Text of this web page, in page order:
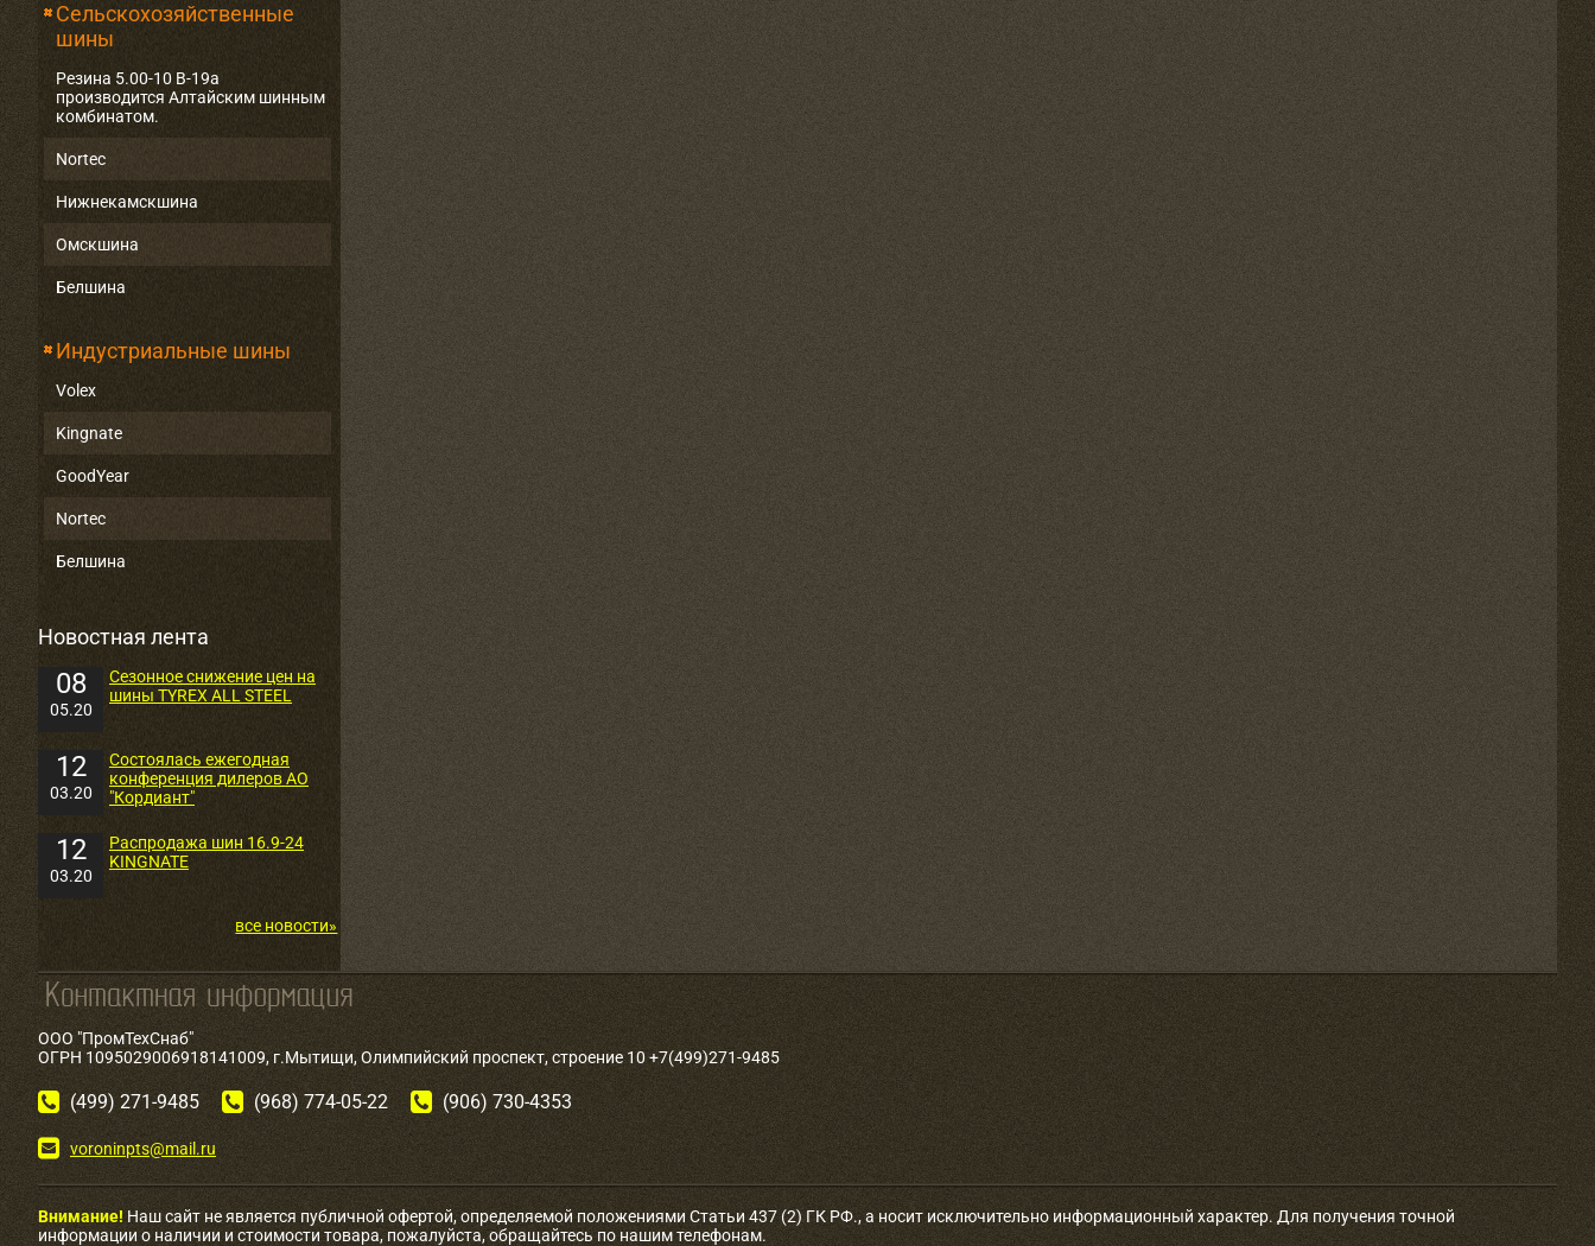
Сельскохозяйственные
шины
Резина 5.00-10 В-19а
производится Алтайским шинным
комбинатом.
Nortec
Нижнекамскшина
Омскшина
Белшина
Индустриальные шины
Volex
Kingnate
GoodYear
Nortec
Белшина
Новостная лента
08
05.20
Сезонное снижение цен на
шины TYREX ALL STEEL
12
03.20
Состоялась ежегодная
конференция дилеров АО
"Кордиант"
12
03.20
Распродажа шин 16.9-24
KINGNATE
все новости»
ООО "ПромТехСнаб"
ОГРН 1095029006918141009, г.Мытищи, Олимпийский проспект, строение 10 +7(499)271-9485
(499) 271-9485 (968) 774-05-22 (906) 730-4353
voroninpts@mail.ru
Внимание! Наш сайт не является публичной офертой, определяемой положениями Статьи 437 (2) ГК РФ., а носит исключительно информационный характер. Для получения точной
информации о наличии и стоимости товара, пожалуйста, обращайтесь по нашим телефонам.